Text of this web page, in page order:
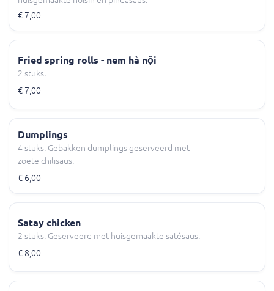
€ 7,00
Fried spring rolls - nem hà nội
2 stuks.
€ 7,00
Dumplings
4 stuks. Gebakken dumplings geserveerd met
zoete chilisaus.
€ 6,00
Satay chicken
2 stuks. Geserveerd met huisgemaakte satésaus.
€ 8,00